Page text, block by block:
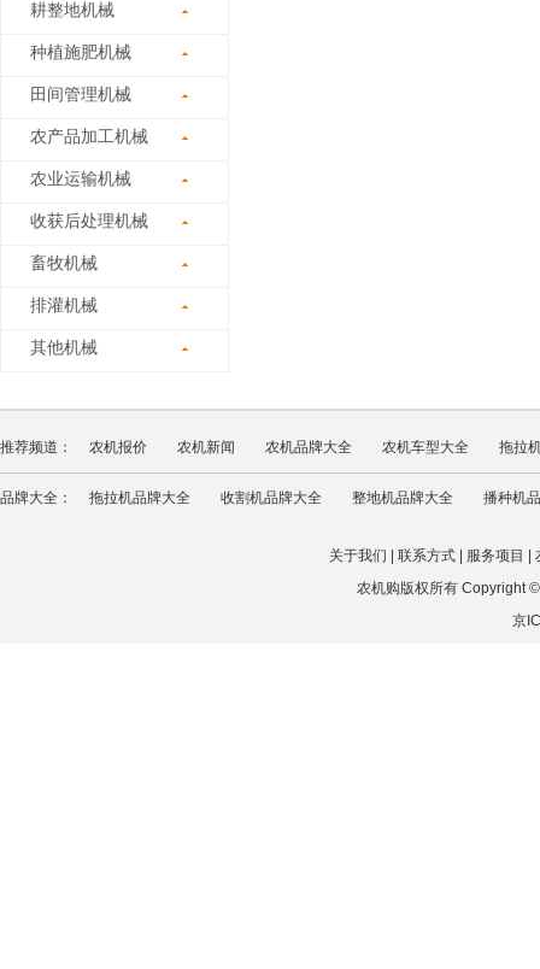
耕整地机械
种植施肥机械
田间管理机械
农产品加工机械
农业运输机械
收获后处理机械
畜牧机械
排灌机械
其他机械
推荐频道： 农机报价 农机新闻 农机品牌大全 农机车型大全 拖拉
品牌大全： 拖拉机品牌大全 收割机品牌大全 整地机品牌大全 播种机
关于我们 联系方式| 服务项目
农机购版权所有 Copyright
京